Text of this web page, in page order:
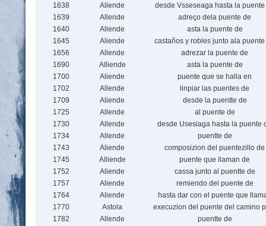
1638
Allende
desde Vsseseaga hasta la puente
1639
Allende
adreço dela puente de
1640
Allende
asta la puente de
1645
Aliende
castaños y robles junto ala
1656
Allende
adrezar la puente de
1690
Alliende
asta la puente de
1700
Aliende
puente que se halla en
1702
Allende
linpiar las puentes de
1709
Aliende
desde la puentte de
1725
Allende
al puente de
1730
Allende
desde Usesiaga hasta la puente
1734
Allende
puentte de
1743
Aliende
composizion del puentezillo de
1745
Alliende
puente que llaman de
1752
Aliende
cassa junto al puentte de
1757
Aliende
remiendo del puente de
1764
Aliende
hasta dar con el puente que
1770
Astola
execuzion del puente del camino
1782
Allende
puentte de